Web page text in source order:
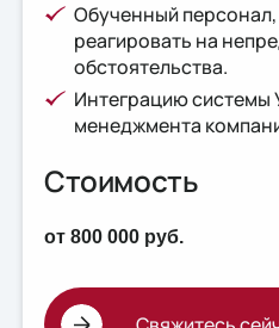
Обученный
реагировать на
обстоятельства.
Интеграцию
менеджмента
Стоимость
от 800 000 руб.